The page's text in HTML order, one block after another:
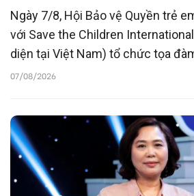
Ngày 7/8, Hội Bảo vệ Quyền trẻ
với Save the Children
diện tại Việt Nam) tổ chức tọa
triển khai các mô hình đào tạo kỹ
hướng hoạt động giai đoạn 2026-
07/08/2026